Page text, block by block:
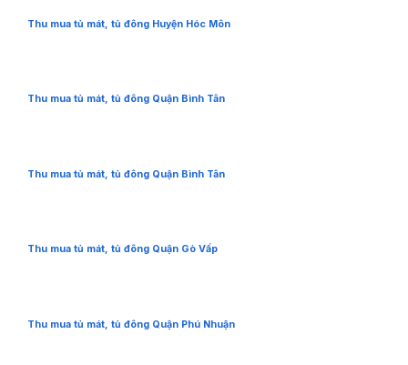
Thu mua tủ mát, tủ đông Huyện Hóc Môn
Thu mua tủ mát, tủ đông Quận Bình Tân
Thu mua tủ mát, tủ đông Quận Bình Tân
Thu mua tủ mát, tủ đông Quận Gò Vấp
Thu mua tủ mát, tủ đông Quận Phú Nhuận